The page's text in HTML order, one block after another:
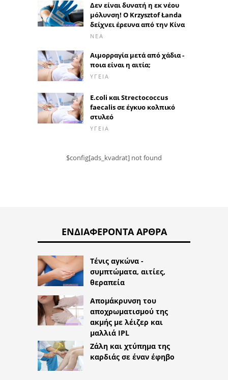
Δεν είναι δυνατή η εκ νέου
μόλυνση! Ο Krzysztof Łanda
δείχνει έρευνα από την Κίνα
ΝΈΑ
Αιμορραγία μετά από χάδια -
ποια είναι η αιτία;
ΥΓΕΊΑ
E.coli και Strectococcus
faecalis σε έγκυο κολπικό
στυλεό
ΥΓΕΊΑ
$config[ads_kvadrat] not found
ΕΝΔΙΑΦΈΡΟΝΤΑ ΆΡΘΡΑ
Τένις αγκώνα -
συμπτώματα, αιτίες,
θεραπεία
Απομάκρυνση του
αποχρωματισμού της
ακμής με λέιζερ και
μαλλιά IPL
Ζάλη και χτύπημα της
καρδιάς σε έναν έφηβο